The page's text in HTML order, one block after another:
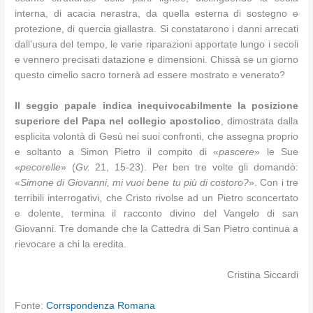
interna, di acacia nerastra, da quella esterna di sostegno e
protezione, di quercia giallastra. Si constatarono i danni arrecati
dall’usura del tempo, le varie riparazioni apportate lungo i secoli
e vennero precisati datazione e dimensioni. Chissà se un giorno
questo cimelio sacro tornerà ad essere mostrato e venerato?
Il seggio papale indica inequivocabilmente la posizione
superiore del Papa nel collegio apostolico , dimostrata dalla
esplicita volontà di Gesù nei suoi confronti, che assegna proprio
e soltanto a Simon Pietro il compito di «pascere» le Sue
«pecorelle» (Gv.
21, 15-23). Per ben tre volte gli domandò:
«Simone di Giovanni, mi vuoi bene tu più di costoro?». Con i tre
terribili interrogativi, che Cristo rivolse ad un Pietro sconcertato
e dolente, termina il racconto divino del Vangelo di san
Giovanni. Tre domande che la Cattedra di San Pietro continua a
rievocare a chi la eredita.
Cristina Siccardi
Fonte:Corrspondenza Romana